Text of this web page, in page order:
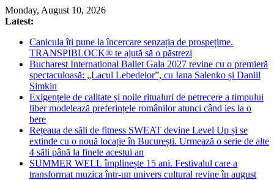
Skip
to
Monday, August 10, 2026
Latest:
Canicula îți pune la încercare senzația de prospețime.
TRANSPIBLOCK® te ajută să o păstrezi
Bucharest International Ballet Gala 2027 revine cu o premieră
spectaculoasă: „Lacul Lebedelor”, cu Iana Salenko și Daniil
Simkin
Exigențele de calitate și noile ritualuri de petrecere a timpului
liber modelează preferințele românilor atunci când ies la o
bere
Rețeaua de săli de fitness SWEAT devine Level Up și se
extinde cu o nouă locație în București. Urmează o serie de alte
4 săli până la finele acestui an
SUMMER WELL împlinește 15 ani. Festivalul care a
transformat muzica într-un univers cultural revine în august